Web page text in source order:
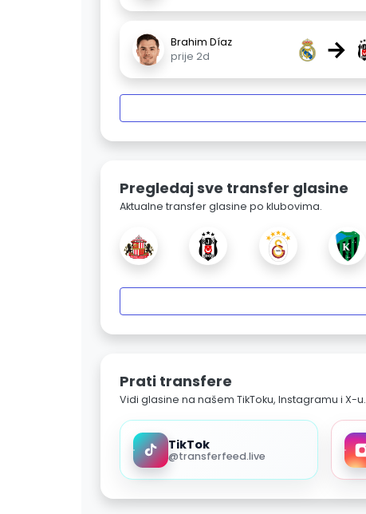
Brahim Díaz
prije 2d
→
Pregledaj sve transfer glasine
Aktualne transfer glasine po klubovima.
Prati transfere
Vidi glasine na našem TikToku, Instagramu i X-u.
TikTok
@transferfeed.live